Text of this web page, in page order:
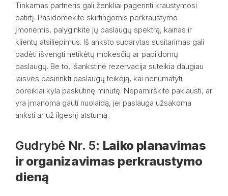
Tinkamas partneris gali ženkliai pagerinti kraustymosi
patirtį. Pasidomėkite skirtingomis perkraustymo
įmonėmis, palyginkite jų paslaugų spektrą, kainas ir
klientų atsiliepimus. Iš anksto sudarytas susitarimas gali
padėti išvengti netikėtų mokesčių ar papildomų
paslaugų. Be to, išankstinė rezervacija suteikia daugiau
laisvės pasirinkti paslaugų teikėją, kai nenumatyti
poreikiai kyla paskutinę minutę. Nepamirškite paklausti, ar
yra įmanoma gauti nuolaidą, jei paslauga užsakoma
anksti ar už ilgesnį atstumą.
Gudrybė Nr. 5: Laiko planavimas
ir organizavimas perkraustymo
dieną